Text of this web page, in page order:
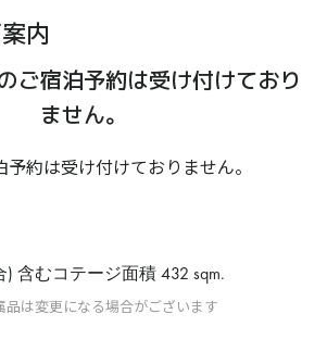
内
ご宿泊予約は受け付けており
ません。
約は受け付けておりません。
) 含むコテージ面積432 sqm.
は変更になる場合がございます